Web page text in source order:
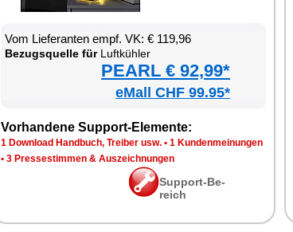
Vom Lie­fe­ran­ten empf. VK: € 119,96
Be­zugs­quel­le fürLuft­küh­ler
PEARL € 92,99*
eMall CHF 99.95*
Vor­han­de­ne Sup­port-Ele­men­te:
1 Down­load Hand­buch, Trei­ber usw. • 1 Kun­den­mei­nun­gen
• 3 Pres­se­stim­men & Aus­zeich­nun­gen
Sup­port-Be­
reich